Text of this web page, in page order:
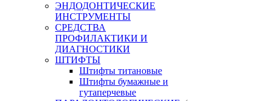
ЭНДОДОНТИЧЕСКИЕ
ИНСТРУМЕНТЫ
СРЕДСТВА
ПРОФИЛАКТИКИ И
ДИАГНОСТИКИ
ШТИФТЫ
Штифты титановые
Штифты бумажные и
гутаперчевые